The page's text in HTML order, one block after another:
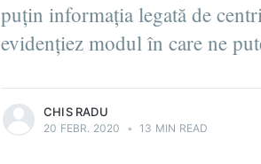
puțin informația legată de
evidențiez modul în care ne
CHIS RADU
20 FEBR. 2020 • 13 MIN READ